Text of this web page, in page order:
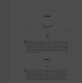
COMPANY
宏观策略